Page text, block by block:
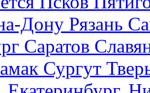
Дону Рязань
Саратов
Сургут